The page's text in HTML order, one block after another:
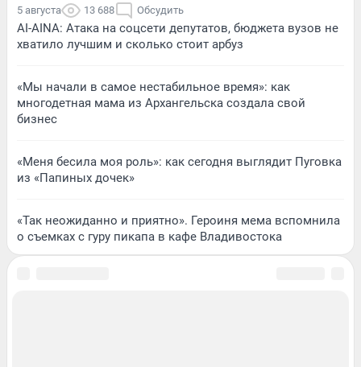
5 августа 13 688 Обсудить
AI-AINA: Атака на соцсети депутатов, бюджета вузов не
хватило лучшим и сколько стоит арбуз
«Мы начали в самое нестабильное время»: как
многодетная мама из Архангельска создала свой
бизнес
«Меня бесила моя роль»: как сегодня выглядит Пуговка
из «Папиных дочек»
«Так неожиданно и приятно». Героиня мема вспомнила
о съемках с гуру пикапа в кафе Владивостока